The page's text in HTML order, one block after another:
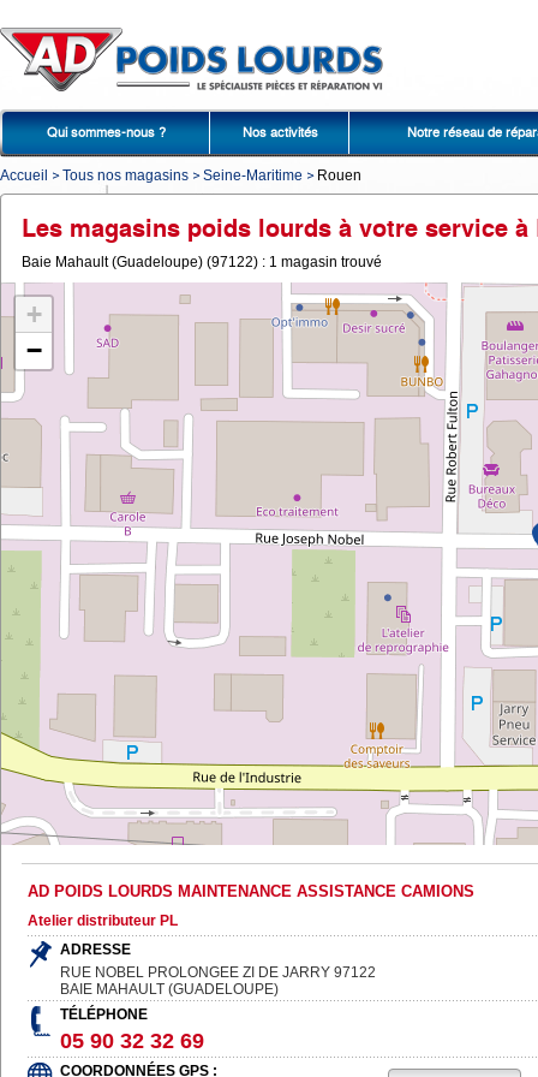
Qui sommes-nous ? Nos activités Notre réseau de
Accueil Tous nos magasins Seine-Maritime Rouen
Les magasins poids lourds à votre service
Baie Mahault (Guadeloupe) (97122) : 1 magasin trouvé
+
−
AD POIDS LOURDS MAINTENANCE ASSISTANCE CAMIONS
Atelier distributeur PL
ADRESSE
RUE NOBEL PROLONGEE ZI DE JARRY 97122
BAIE MAHAULT (GUADELOUPE)
TÉLÉPHONE
05 90 32 32 69
COORDONNÉES GPS :